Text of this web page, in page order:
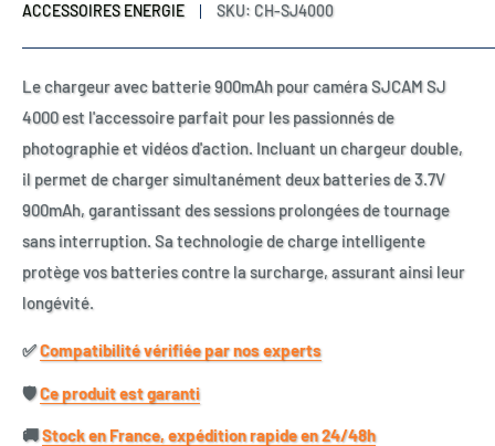
ACCESSOIRES ENERGIE SKU: CH-SJ4000
Le chargeur avec batterie 900mAh pour caméra SJCAM SJ
4000 est l'accessoire parfait pour les passionnés de
photographie et vidéos d'action. Incluant un chargeur double,
il permet de charger simultanément deux batteries de 3.7V
900mAh, garantissant des sessions prolongées de tournage
sans interruption. Sa technologie de charge intelligente
protège vos batteries contre la surcharge, assurant ainsi leur
longévité.
✅​Compatibilité vérifiée par nos experts
🛡️​Ce produit est garanti
🚚​Stock en France, expédition rapide en 24/48h